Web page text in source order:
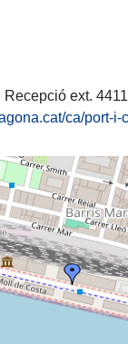
Recepció ext.
ca/port-i-